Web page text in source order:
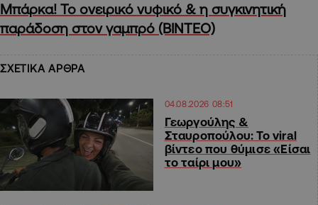
Μπάρκα! Το ονειρικό νυφικό & η συγκινητική
παράδοση στον γαμπρό (ΒΙΝΤΕΟ)
ΣΧΕΤΙΚΑ ΑΡΘΡΑ
04.08.2026 08:51
Γεωργούλης &
Σταυροπούλου: Το viral
βίντεο που θύμισε «Είσαι
το ταίρι μου»